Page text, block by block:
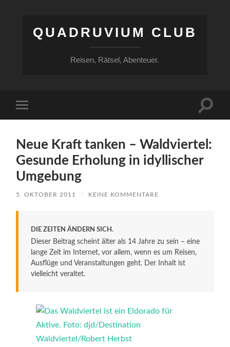
QUADRUVIUM CLUB
Reisen, Rätsel, Abenteuer.
Menü
Neue Kraft tanken – Waldviertel:
Gesunde Erholung in idyllischer
Umgebung
5. OKTOBER 2011 / KEINE KOMMENTARE
DIE ZEITEN ÄNDERN SICH.
Dieser Beitrag scheint älter als 14 Jahre zu sein – eine
lange Zeit im Internet, vor allem, wenn es um Reisen,
Ausflüge und Veranstaltungen geht. Der Inhalt ist
vielleicht veraltet.